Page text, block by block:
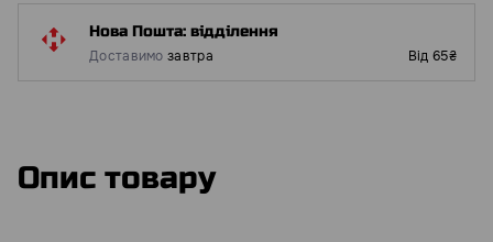
Нова Пошта: відділення
Доставимо завтра Від 65₴
Опис товару